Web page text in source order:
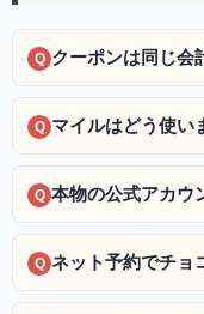
Q クーポンは同じ会
Q マイルはどう使い
Q 本物の公式アカウ
Q ネット予約でチョ